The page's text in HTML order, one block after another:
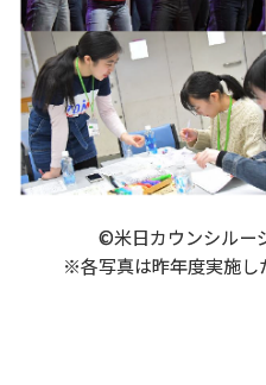
©米日カウンシルー
※各写真は昨年度実施し